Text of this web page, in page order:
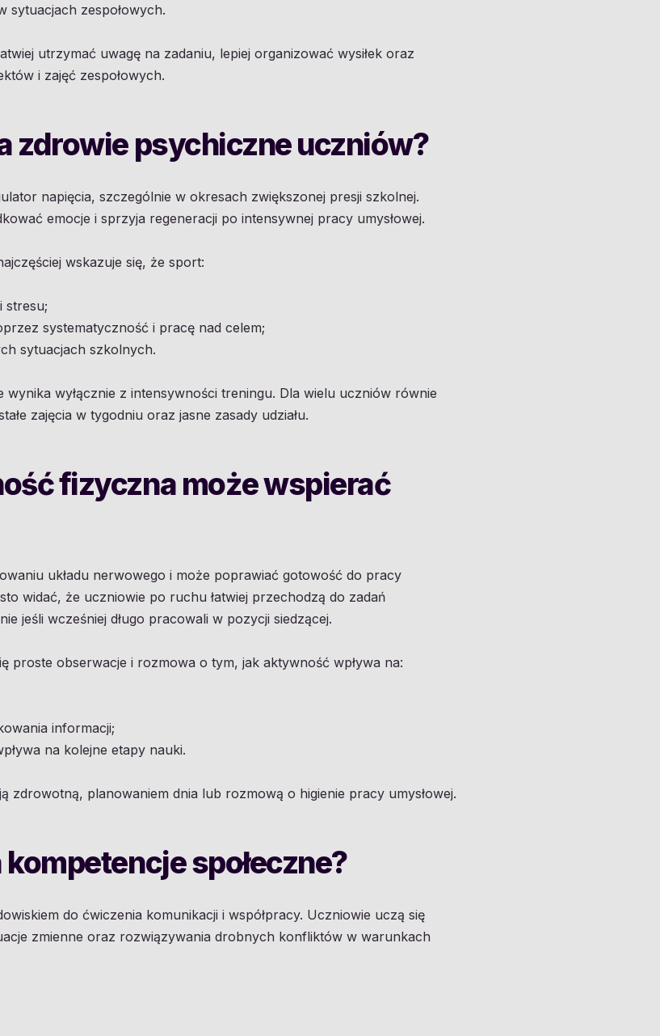
sytuacjach zespołowych.
utrzymać uwagę na zadaniu, lepiej organizować wysiłek oraz
i zajęć zespołowych.
zdrowie psychiczne uczniów?
napięcia, szczególnie w okresach zwiększonej presji szkolnej.
emocje i sprzyja regeneracji po intensywnej pracy umysłowej.
wskazuje się, że sport:
stresu;
systematyczność i pracę nad celem;
sytuacjach szkolnych.
wyłącznie z intensywności treningu. Dla wielu uczniów równie
zajęcia w tygodniu oraz jasne zasady udziału.
fizyczna może wspierać
układu nerwowego i może poprawiać gotowość do pracy
widać, że uczniowie po ruchu łatwiej przechodzą do zadań
jeśli wcześniej długo pracowali w pozycji siedzącej.
proste obserwacje i rozmowa o tym, jak aktywność wpływa na:
informacji;
na kolejne etapy nauki.
zdrowotną, planowaniem dnia lub rozmową o higienie pracy umysłowej.
społeczne?
do ćwiczenia komunikacji i współpracy. Uczniowie uczą się
zmienne oraz rozwiązywania drobnych konfliktów w warunkach